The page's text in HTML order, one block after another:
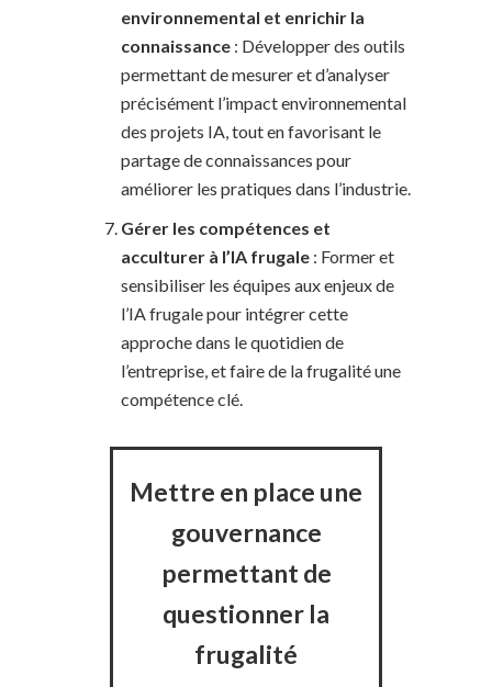
environnemental et enrichir la
connaissance : Développer des outils
permettant de mesurer et d’analyser
précisément l’impact environnemental
des projets IA, tout en favorisant le
partage de connaissances pour
améliorer les pratiques dans l’industrie.
Gérer les compétences et
acculturer à l’IA frugale : Former et
sensibiliser les équipes aux enjeux de
l’IA frugale pour intégrer cette
approche dans le quotidien de
l’entreprise, et faire de la frugalité une
compétence clé.
Mettre en place une
gouvernance
permettant de
questionner la
frugalité